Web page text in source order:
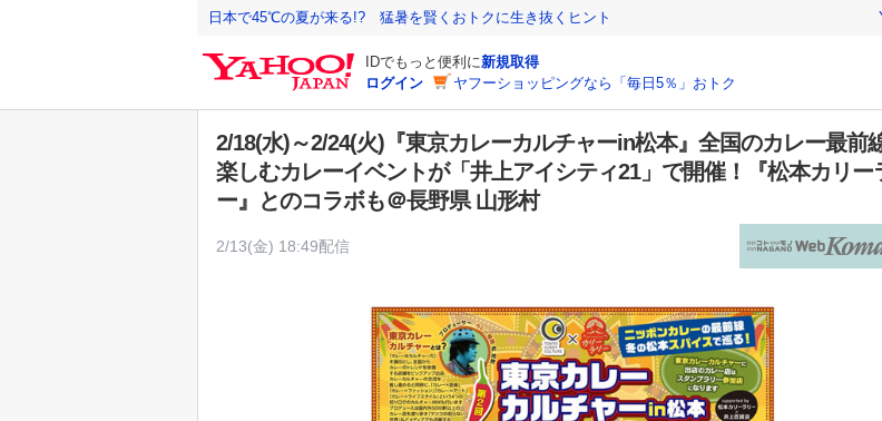
日本で45℃の夏が来る!? 猛暑を賢くおトクに生き抜くヒント
IDでもっと便利に新規取得
ログイン
ヤフーショッピングなら「毎日5％」おトク
2/18(水)～2/24(火)『東京カレーカルチャーin松本』全国のカレー最前
楽しむカレーイベントが「井上アイシティ21」で開催！『松本カリー
ー』とのコラボも＠長野県 山形村
2/13(金) 18:49配信